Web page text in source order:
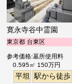
駅から徒歩
寛永寺谷中霊園
東京都 台東区
参考価格:墓所使用料
0.595㎡ 150万円
平坦 駅から徒歩